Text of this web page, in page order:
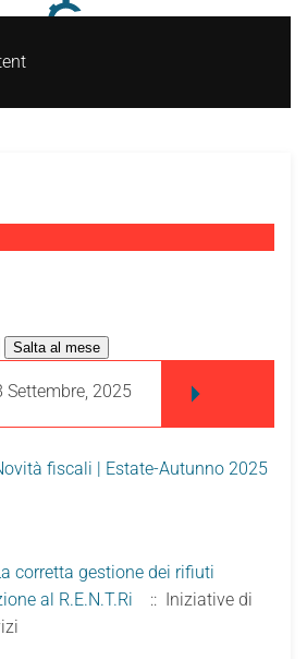
Salta al mese
Settembre, 2025
fiscali | Estate-Autunno 2025
corretta gestione dei rifiuti
al R.E.N.T.Ri
:: Iniziative di